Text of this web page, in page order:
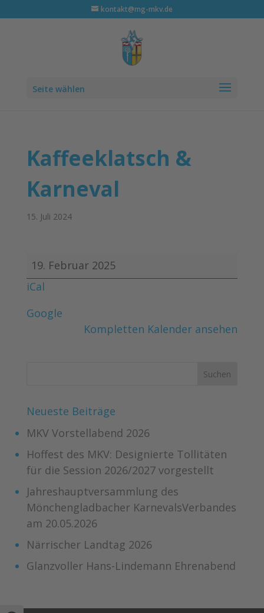
kontakt@mg-mkv.de
Seite wählen
Kaffeeklatsch &
Karneval
15. Juli 2024
Kaffeeklatsch
&
Karneval
19. Februar 2025
iCal
Google
Kompletten Kalender ansehen
Neueste Beiträge
MKV Vorstellabend 2026
Hoffest des MKV: Designierte Tollitäten
für die Session 2026/2027 vorgestellt
Jahreshauptversammlung des
Mönchengladbacher KarnevalsVerbandes
am 20.05.2026
Närrischer Landtag 2026
Glanzvoller Hans-Lindemann Ehrenabend